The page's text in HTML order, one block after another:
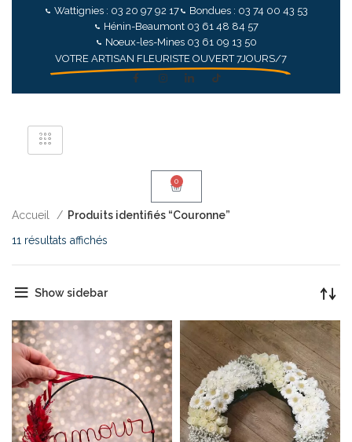
Wattignies : 03 20 97 92 17
Bondues : 03 74 00 43 53
Hénin-Beaumont 03 61 48 84 57
Noeux-les-Mines 03 61 09 13 50
VOTRE ARTISAN FLEURISTE OUVERT 7JOURS/7
0
Accueil
Produits identifiés “Couronne”
11 résultats affichés
Show sidebar